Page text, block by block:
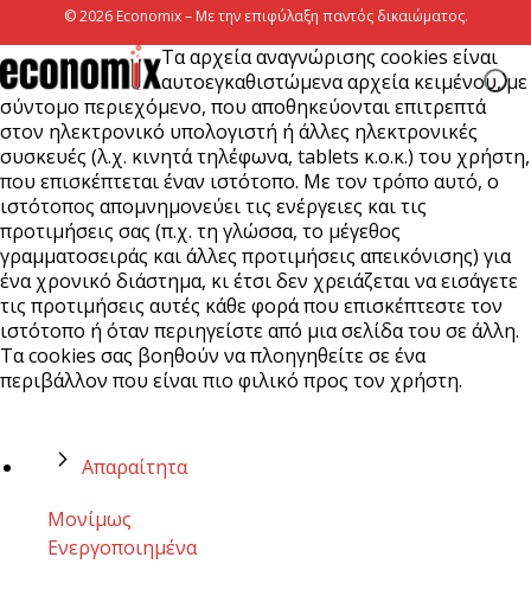
© 2026 Economix – Με την επιφύλαξη παντός δικαιώματος.
Τα αρχεία αναγνώρισης cookies είναι
αυτοεγκαθιστώμενα αρχεία κειμένου, με
σύντομο περιεχόμενο, που αποθηκεύονται επιτρεπτά
στον ηλεκτρονικό υπολογιστή ή άλλες ηλεκτρονικές
συσκευές (λ.χ. κινητά τηλέφωνα, tablets κ.ο.κ.) του χρήστη,
που επισκέπτεται έναν ιστότοπο. Με τον τρόπο αυτό, ο
ιστότοπος απομνημονεύει τις ενέργειες και τις
προτιμήσεις σας (π.χ. τη γλώσσα, το μέγεθος
γραμματοσειράς και άλλες προτιμήσεις απεικόνισης) για
ένα χρονικό διάστημα, κι έτσι δεν χρειάζεται να εισάγετε
τις προτιμήσεις αυτές κάθε φορά που επισκέπτεστε τον
ιστότοπο ή όταν περιηγείστε από μια σελίδα του σε άλλη.
Τα cookies σας βοηθούν να πλοηγηθείτε σε ένα
περιβάλλον που είναι πιο φιλικό προς τον χρήστη.
Απαραίτητα
Μονίμως
Ενεργοποιημένα